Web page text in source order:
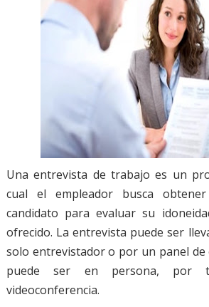
Una entrevista de trabajo es un
cual el empleador busca
candidato para evaluar su
ofrecido. La entrevista puede ser
solo entrevistador o por un panel de
puede ser en persona, por
videoconferencia.